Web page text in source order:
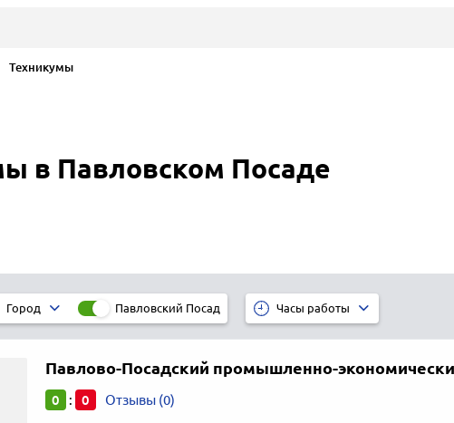
в Павловском Посаде
Город Павловский Посад Часы работы
Павлово-Посадский промышленно-
0 : 0 Отзывы (0)